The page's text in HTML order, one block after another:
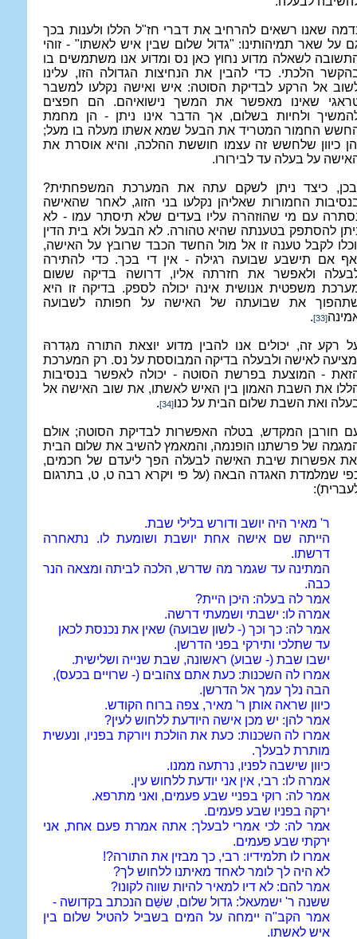
שאנו רשאים להרחיב את דברי חז"ל הללו ולענות בכך
על שאר תמיהותינו: "גדול שלום שבין איש לאשתו" - זוהי
לשאלה מדוע נחוץ כאן נס ומדוע אנו משתמשים בו
הלכתי. כדי להבין את הנחיצות הגדולה הזו, עלינו
אל הרקע לבדיקת הסוטה: איש ואישה נקלעו למשבר
שאינו מאפשר את המשך נישואיהם. הם חפצים
ולחיות בשלום, אך הדבר אינו ניתן - הן מחמת
החמור המטריד את הבעל שמא אשתו מעלה בו מעל;
כיוון שלחשש זה עצמו חוששת ההלכה, והיא אוסרת את
על בעלה עד לבירורו.
כיצד ניתן לשקם עתה את המערכת המשפחתית?
החמורות שאליהן נקלעו בני הזוג, לאחר שהאישה
עם מי שהוזהרה עליו בעדים שלא תיסתר עמו - לא
להסתפק בטענתה שהיא טהורה. לא הבעל ולא בית הדין
לקבל טענה זו אל מול החשד הכבד שרובץ על האישה,
אם תישבע שבועה רגילה - אין די בכך. כדי להתירה
ולאפשר את חזרתה אליו, דרושה בדיקה ששום
משפטית אנושית אינה יכולה לספק. בדיקה זו היא
את שבועתה של האישה על חפותה לשבועה
[33]
.
רקע זה, יכולים אנו להבין מדוע יוצאת התורה מגִדרהּ
לאישה ולבעלה בדיקה המבוססת על נס. רק המערכת
- המוצעת בפרשת הסוטה - יכולה לאפשר בנסיבות
את השבת האמון בין האיש לאשתו, את שוב האישה אל
ואת השבת שלום הבית על כנו[34]
.
חורבן המקדש, בטלה האפשרות לבדיקת הסוטה; אולם
של פרשתנו הופנמה, והמאמץ להשיב את שלום הבית
אפשרות שיבת האישה לבעלה הפך ליעדם של חכמים,
שמלמדת האגדה הבאה (על פי ויקרא רבה ט, ט, בתרגום
ר' מאיר היה יושב ודורש בלילי שבת.
הייתה שם אישה אחת יושבת ושומעת לו. נתאחרה
דרשתו.
המתינה עד שגמר מה שדרש, הלכה לביתה ומצאה הנר
כבה.
אמר לה בעלה: היכן היית?
אמרה לו: ישבתי ושמעתי דרשה.
אמר לה: כך וכך (- לשון שבועה) שאין את נכנסת לכאן
עד שתלכי ותירקי בפני הדרשן.
ישבו שבת (- שבוע) ראשונה, שבת שנייה ושלישית.
אמרו לה השכנות: כעת אתם צהובים (- שרויים בכעס),
הבה נלך עמך אל הדרשן.
כיוון שראה אותן ר' מאיר, צפה ברוח הקודש.
אמר להן: יש מכן אישה היודעת ללחוש לעין?
אמרו לה השכנות: כעת את הולכת ויורקת בפניו, ונעשית
מותרת לבעלך.
כיוון שישבה לפניו, נרתעה ממנו.
אמרה לו: רבי, אין אני יודעת ללחוש עין.
אמר לה: רוקי בפניי שבע פעמים, ואני מתרפא.
ירקה בפניו שבע פעמים.
אמר לה: לכי אמרי לבעלך: אתה אמרת פעם אחת, אני
ירקתי שבע פעמים.
אמרו לו תלמידיו: רבי, כך מבזין את התורה?!
לא היה לך לומר לאחד מאיתנו ללחוש לך?
אמר להם: לא דיו למאיר להיות שווה לקונו?
ששנה ר' ישמעאל: גדול שלום, ששֵּׁם הנכתב בקדושה -
אמר הקב"ה יימחה על המים בשביל להטיל שלום בין
איש לאשתו.